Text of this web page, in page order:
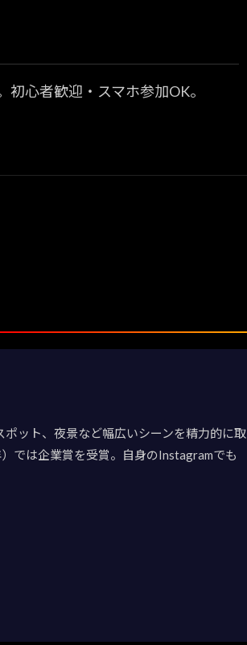
心者歓迎・スマホ参加OK。
ット、夜景など幅広いシーンを精力的に取
では企業賞を受賞。自身のInstagramでも